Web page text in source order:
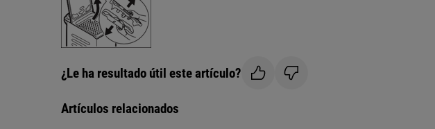
¿Le ha resultado útil este artículo?
Artículos relacionados